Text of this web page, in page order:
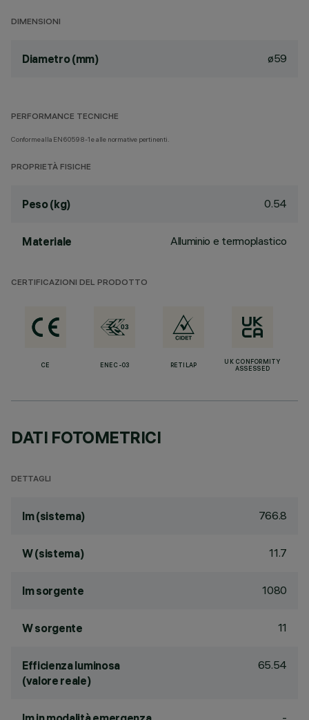
DIMENSIONI
Diametro (mm) ø59
PERFORMANCE TECNICHE
Conforme alla EN60598-1 e alle normative pertinenti.
PROPRIETÀ FISICHE
Peso (kg) 0.54
Materiale Alluminio e termoplastico
CERTIFICAZIONI DEL PRODOTTO
CE ENEC-03 RETILAP
UK CONFORMITY
ASSESSED
DATI FOTOMETRICI
DETTAGLI
lm (sistema) 766.8
W (sistema) 11.7
lm sorgente 1080
W sorgente 11
Efficienza luminosa
(valore reale)
65.54
-